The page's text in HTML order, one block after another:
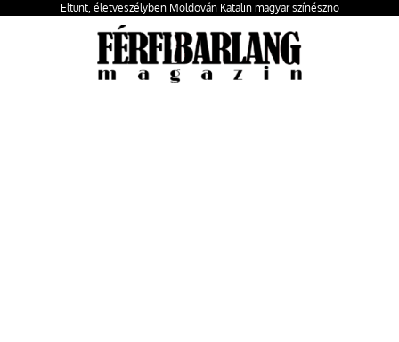
Eltűnt, életveszélyben Moldován Katalin magyar színésznő